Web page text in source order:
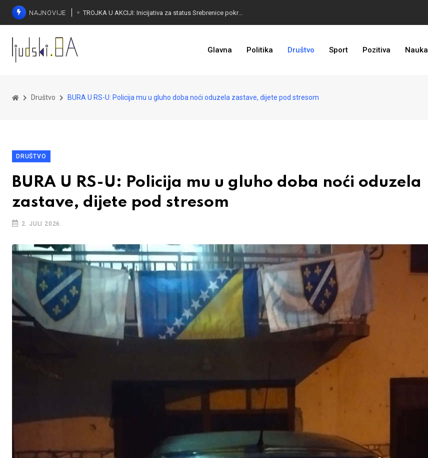
NAJNOVIJE TROJKA U AKCIJI: Inicijativa za status Srebrenice pokrenuta
ZASTRAŠIVANJE I PRITISCI: Saslušane još 4 osobe, 26 na popisu
Glavna Politika Društvo Sport Pozitiva Nauka
Društvo BURA U RS-U: Policija mu u gluho doba noći oduzela zastave, dijete pod stresom
DRUŠTVO
BURA U RS-U: Policija mu u gluho doba noći oduzela
zastave, dijete pod stresom
2. JULI 2026.